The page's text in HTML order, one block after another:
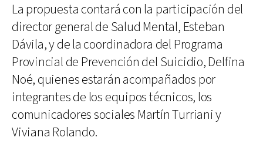
La propuesta contará con la participación del
director general de Salud Mental, Esteban
Dávila, y de la coordinadora del Programa
Provincial de Prevención del Suicidio, Delfina
Noé, quienes estarán acompañados por
integrantes de los equipos técnicos, los
comunicadores sociales Martín Turriani y
Viviana Rolando.